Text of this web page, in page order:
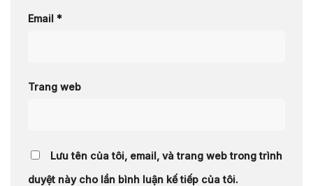
Email *
Trang web
Lưu tên của tôi, email, và trang web trong trình
duyệt này cho lần bình luận kế tiếp của tôi.